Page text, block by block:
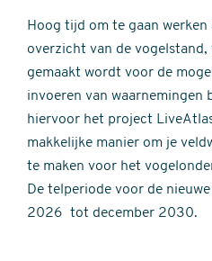
Hoog tijd om te gaan
overzicht van de vogelstand,
gemaakt wordt voor de
invoeren van waarnemingen
hiervoor het project
makkelijke manier om je
te maken voor het
De telperiode voor de
2026 tot december 2030.